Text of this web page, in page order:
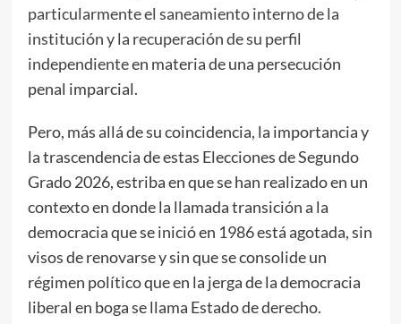
particularmente el saneamiento interno de la
institución y la recuperación de su perfil
independienteen materia de una persecución
penal imparcial.
Pero, más allá de su coincidencia, la importancia y
la trascendencia de estas Elecciones de Segundo
Grado 2026, estriba en que se han realizado en un
contexto en donde la llamada transición a la
democracia que se inició en 1986 está agotada, sin
visos de renovarse y sin que se consolide un
régimen político que en la jerga de la democracia
liberal en boga se llama Estado de derecho.